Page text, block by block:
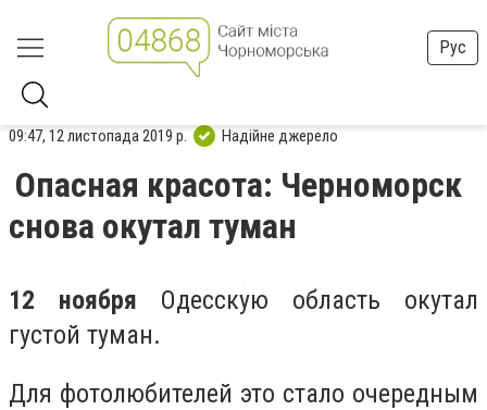
Рус
09:47, 12 листопада 2019 р. Надійне джерело
Опасная красота: Черноморск
снова окутал туман
12 ноября Одесскую область окутал
густой туман.
Для фотолюбителей это стало очередным